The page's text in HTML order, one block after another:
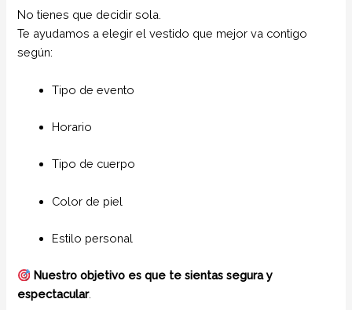
No tienes que decidir sola.
Te ayudamos a elegir el vestido que mejor va contigo
según:
Tipo de evento
Horario
Tipo de cuerpo
Color de piel
Estilo personal
Nuestro objetivo es que te sientas segura y
espectacular.